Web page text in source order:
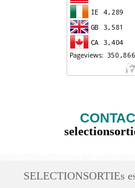
SELECTIONSORTIEs